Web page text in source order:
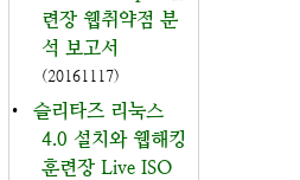
련장 웹취약점 분
석 보고서
(20161117)
•
슬리타즈 리눅스
4.0 설치와 웹해킹
훈련장 Live ISO